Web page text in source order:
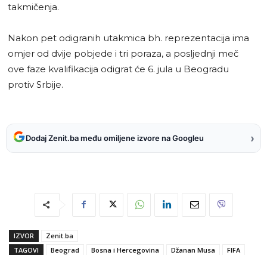
takmičenja.
Nakon pet odigranih utakmica bh. reprezentacija ima
omjer od dvije pobjede i tri poraza, a posljednji meč
ove faze kvalifikacija odigrat će 6. jula u Beogradu
protiv Srbije.
Dodaj Zenit.ba među omiljene izvore na Googleu ›
IZVOR
Zenit.ba
TAGOVI
Beograd Bosna i Hercegovina Džanan Musa
FIFA